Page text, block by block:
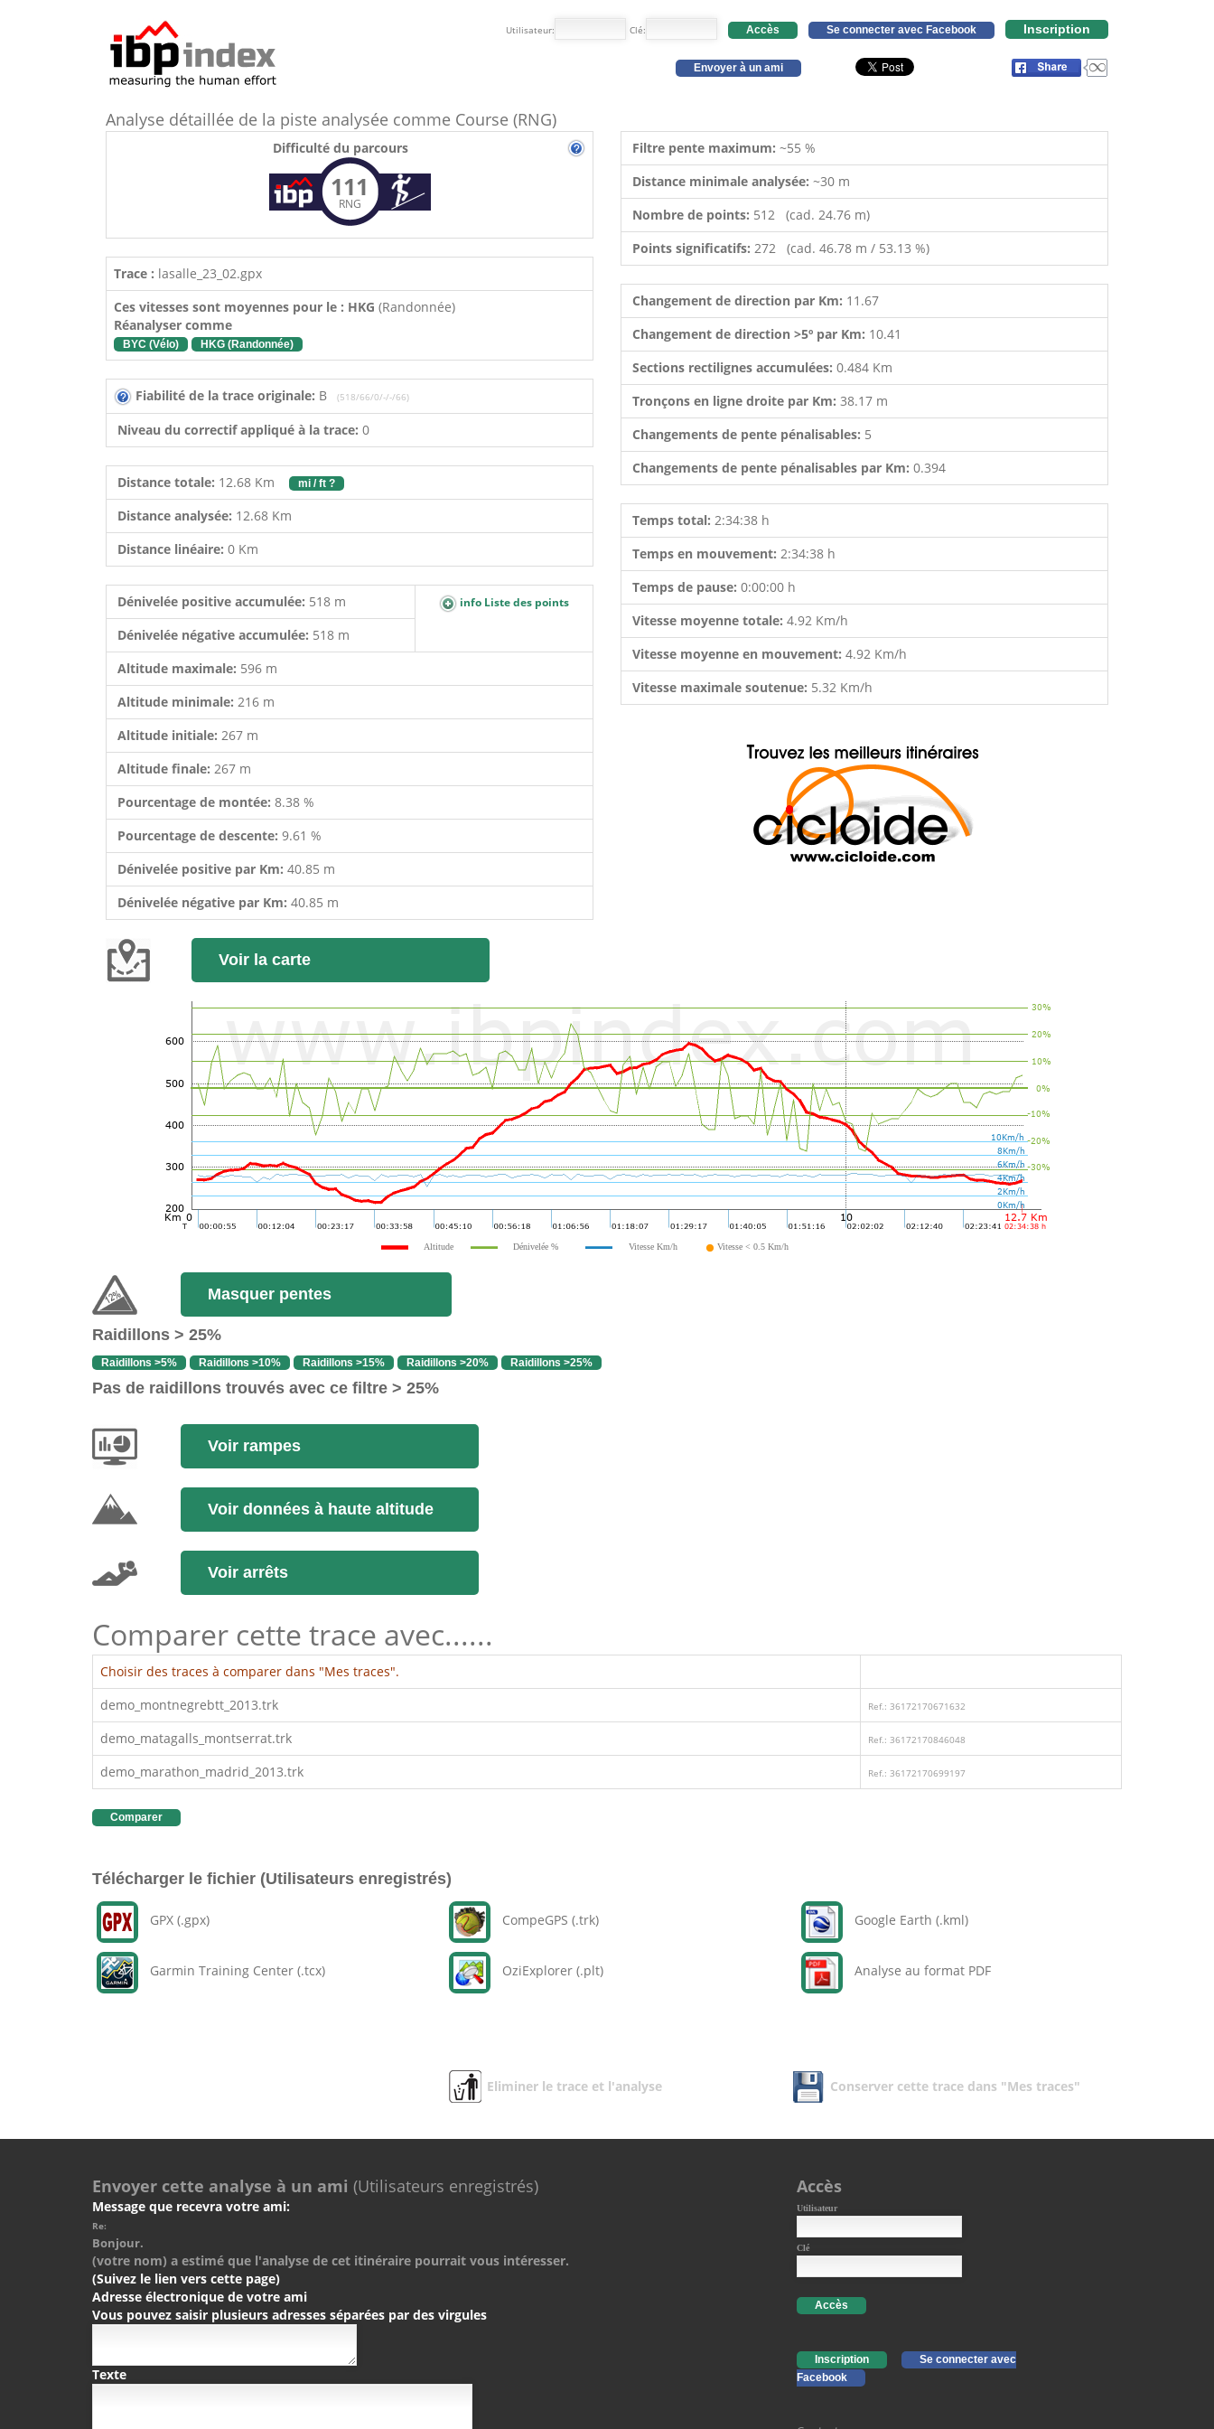
Utilisateur: Clé: Accès Se connecter avec Facebook Inscription
Envoyer à un ami
Analyse détaillée de la piste analysée comme Course (RNG)
Difficulté du parcours
111
RNG
Trace : lasalle_23_02.gpx
Ces vitesses sont moyennes pour le : HKG (Randonnée)
Réanalyser comme
BYC (Vélo) HKG (Randonnée)
Fiabilité de la trace originale: B (518/66/0/-/-/66)
Niveau du correctif appliqué à la trace: 0
Distance totale: 12.68 Km mi / ft ?
Distance analysée: 12.68 Km
Distance linéaire: 0 Km
Dénivelée positive accumulée: 518 m info Liste des points
Dénivelée négative accumulée: 518 m
Altitude maximale: 596 m
Altitude minimale: 216 m
Altitude initiale: 267 m
Altitude finale: 267 m
Pourcentage de montée: 8.38 %
Pourcentage de descente: 9.61 %
Dénivelée positive par Km: 40.85 m
Dénivelée négative par Km: 40.85 m
Filtre pente maximum: ~55 %
Distance minimale analysée: ~30 m
Nombre de points: 512 (cad. 24.76 m)
Points significatifs: 272 (cad. 46.78 m / 53.13 %)
Changement de direction par Km: 11.67
Changement de direction >5º par Km: 10.41
Sections rectilignes accumulées: 0.484 Km
Tronçons en ligne droite par Km: 38.17 m
Changements de pente pénalisables: 5
Changements de pente pénalisables par Km: 0.394
Temps total: 2:34:38 h
Temps en mouvement: 2:34:38 h
Temps de pause: 0:00:00 h
Vitesse moyenne totale: 4.92 Km/h
Vitesse moyenne en mouvement: 4.92 Km/h
Vitesse maximale soutenue: 5.32 Km/h
Voir la carte
Altitude Dénivelée % Vitesse Km/h Vitesse < 0.5 Km/h
Masquer pentes
Raidillons > 25%
Raidillons >5% Raidillons >10% Raidillons >15% Raidillons >20% Raidillons >25%
Pas de raidillons trouvés avec ce filtre > 25%
Voir rampes
Voir données à haute altitude
Voir arrêts
Comparer cette trace avec......
Choisir des traces à comparer dans "Mes traces".
demo_montnegrebtt_2013.trk
Ref.: 36172170671632
demo_matagalls_montserrat.trk Ref.: 36172170846048
demo_marathon_madrid_2013.trk Ref.: 36172170699197
Comparer
Télécharger le fichier (Utilisateurs enregistrés)
GPX (.gpx)
Garmin Training Center (.tcx)
CompeGPS (.trk)
OziExplorer (.plt)
Google Earth (.kml)
Analyse au format PDF
Eliminer le trace et l'analyse Conserver cette trace dans "Mes traces"
Envoyer cette analyse à un ami (Utilisateurs enregistrés)
Message que recevra votre ami:
Re:
Bonjour.
(votre nom) a estimé que l'analyse de cet itinéraire pourrait vous intéresser.
(Suivez le lien vers cette page)
Adresse électronique de votre ami
Vous pouvez saisir plusieurs adresses séparées par des virgules
Texte
Accès
Utilisateur
Clé
Accès
Inscription
Se connecter avec
Facebook